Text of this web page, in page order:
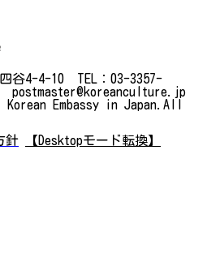
谷4-4-10 TEL：03-3357-
postmaster@koreanculture.jp
Embassy in Japan.All
針
【Desktopモード転換】